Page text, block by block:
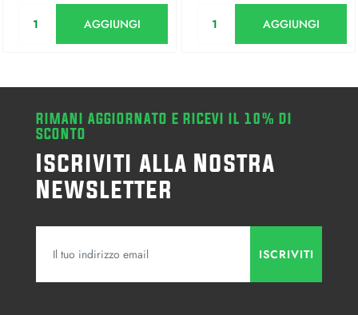
AGGIUNGI AGGIUNGI
RIMANI AGGIORNATO E RICEVI IL 10% DI
SCONTO
Iscriviti alla Nostra
Newsletter